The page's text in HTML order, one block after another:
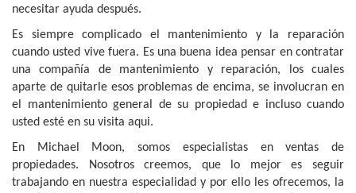
necesitar ayuda después.
Es siempre complicado el mantenimiento y la reparación
cuando usted vive fuera. Es una buena idea pensar en contratar
una compañía de mantenimiento y reparación, los cuales
aparte de quitarle esos problemas de encima, se involucran en
el mantenimiento general de su propiedad e incluso cuando
usted esté en su visita aqui.
En Michael Moon, somos especialistas en ventas de
propiedades. Nosotros creemos, que lo mejor es seguir
trabajando en nuestra especialidad y por ello les ofrecemos, la